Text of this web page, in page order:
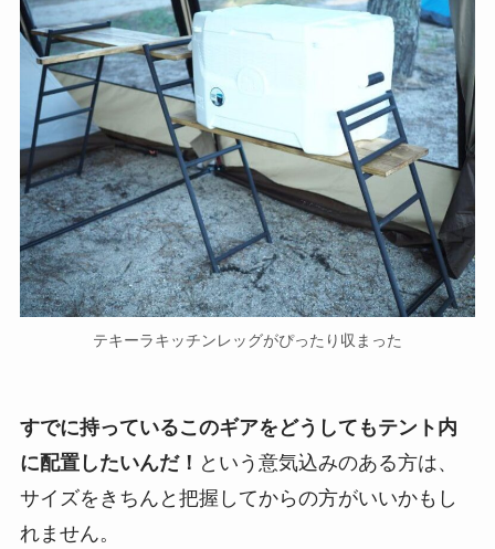
テキーラキッチンレッグがぴったり収まった
すでに持っているこのギアをどうしてもテント内
に配置したいんだ！ という意気込みのある方は、
サイズをきちんと把握してからの方がいいかもし
れません。